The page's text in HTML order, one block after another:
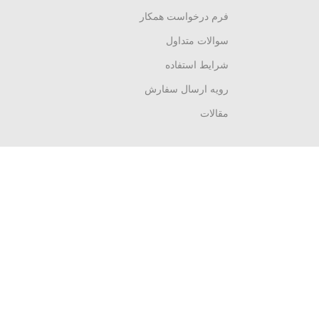
فرم درخواست همکار
سوالات متداول
شرایط استفاده
رویه ارسال سفارش
مقالات